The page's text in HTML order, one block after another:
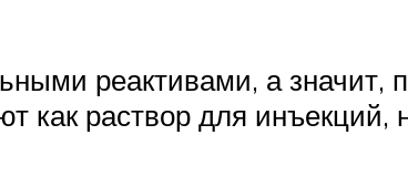
реактивами, а значит,
как раствор для инъекций,